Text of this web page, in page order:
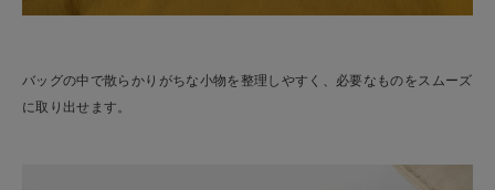
バッグの中で散らかりがちな小物を整理しやすく、必要なものをスムーズ
に取り出せます。